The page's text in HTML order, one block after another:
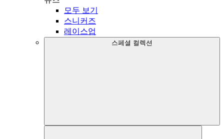
모두 보기
스니커즈
레이스업
스페셜 컬렉션